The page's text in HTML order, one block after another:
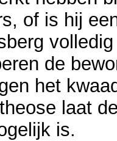
of is hij
de
het
laat
is.